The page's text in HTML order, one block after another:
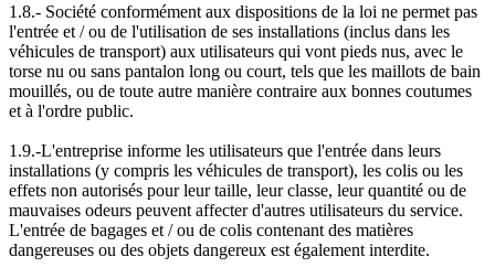
1.8.- Société conformément aux dispositions de la loi ne permet pas
l'entrée et / ou de l'utilisation de ses installations (inclus dans les
véhicules de transport) aux utilisateurs qui vont pieds nus, avec le
torse nu ou sans pantalon long ou court, tels que les maillots de bain
mouillés, ou de toute autre manière contraire aux bonnes coutumes
et à l'ordre public.
1.9.-L'entreprise informe les utilisateurs que l'entrée dans leurs
installations (y compris les véhicules de transport), les colis ou les
effets non autorisés pour leur taille, leur classe, leur quantité ou de
mauvaises odeurs peuvent affecter d'autres utilisateurs du service.
L'entrée de bagages et / ou de colis contenant des matières
dangereuses ou des objets dangereux est également interdite.